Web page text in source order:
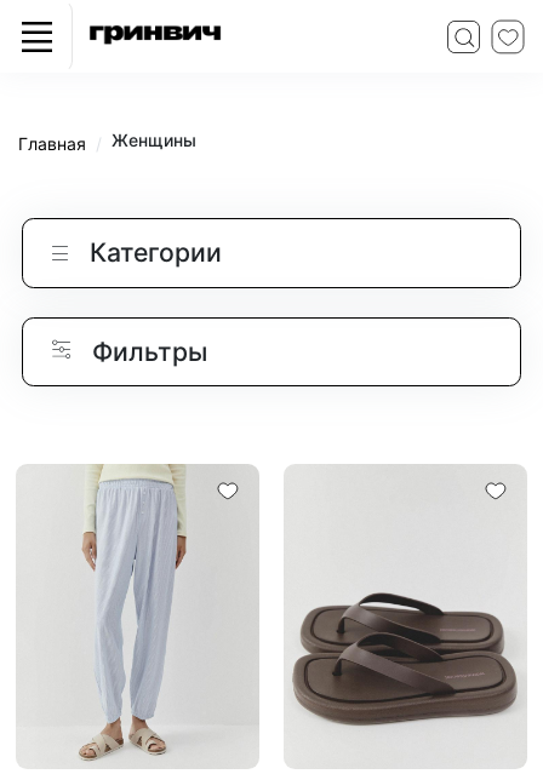
Главная Женщины
Категории
Фильтры